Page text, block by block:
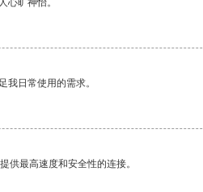
心旷神怡。
我日常使用的需求。
供最高速度和安全性的连接。